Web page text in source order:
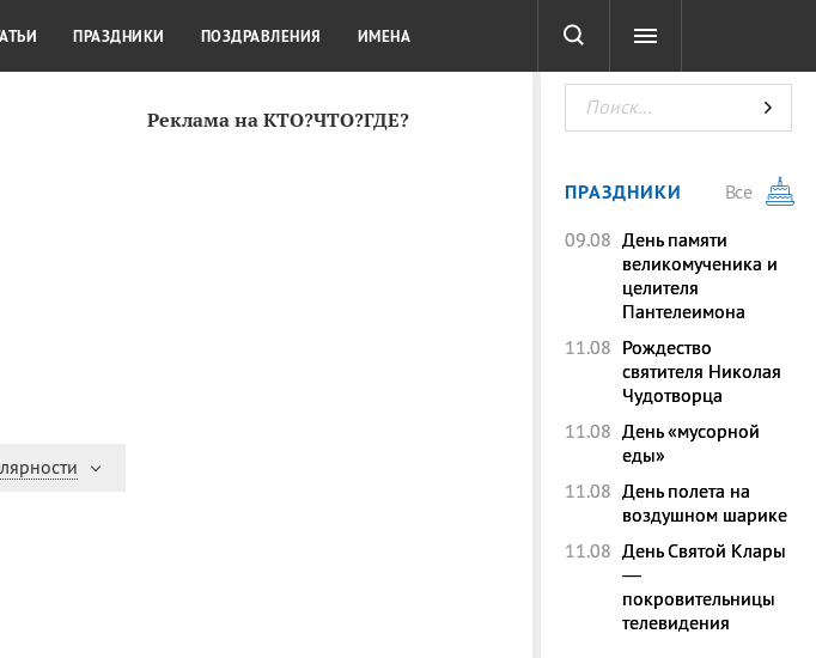
Реклама на КТО?ЧТО?ГДЕ?
КУЛЬТУРА КРАСОТА ТЕСТЫ
ПРАЗДНИКИ ПОЗДРАВЛЕНИЯ ИМЕНА
ПРАЗДНИКИ
Все
09.08 День памяти
великомученика и
целителя
Пантелеимона
11.08 Рождество
святителя Николая
Чудотворца
11.08 День «мусорной
еды»
11.08 День полета на
воздушном шарике
11.08 День Святой Клары
—
покровительницы
телевидения